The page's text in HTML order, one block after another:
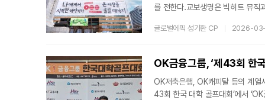
를 전한다.교보생명은 빅히트 뮤직
에 달한다. 문구는 ‘나에게서 시
잠재력을 꽃 피우고 더 큰 세상을
글로벌에픽 성기환 CP 2026-
OK금융그룹, ‘제43회 한
OK저축은행, OK캐피탈 등의 계열
43회 한국 대학 골프대회’에서